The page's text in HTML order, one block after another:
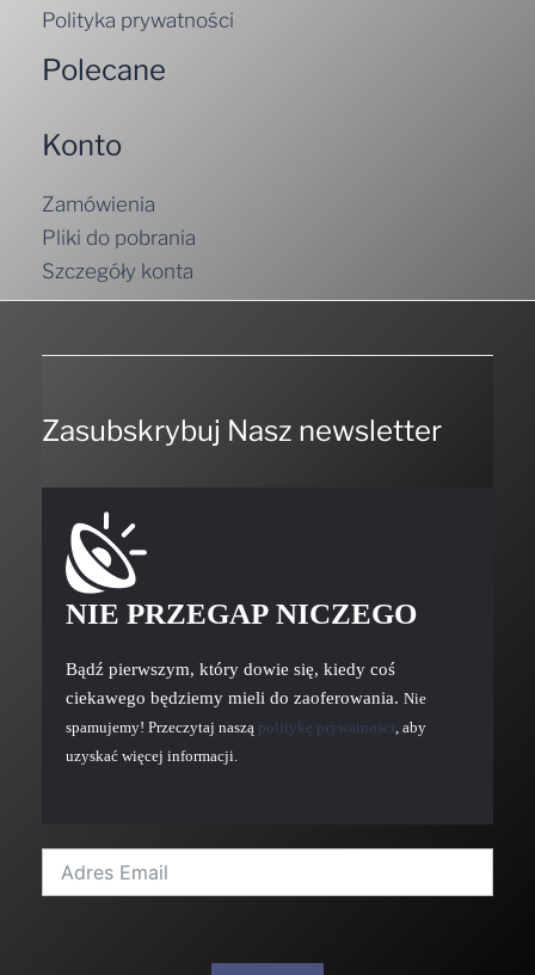
Polityka prywatności
Polecane
Konto
Zamówienia
Pliki do pobrania
Szczegóły konta
Zasubskrybuj Nasz newsletter
NIE PRZEGAP NICZEGO
Bądź pierwszym, który dowie się, kiedy coś
ciekawego będziemy mieli do zaoferowania. Nie
spamujemy! Przeczytaj naszą politykę prywatności , aby
uzyskać więcej informacji.